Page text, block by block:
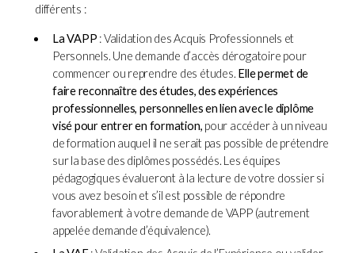
différents :
La VAPP : Validation des Acquis Professionnels et
Personnels. Une demande d’accès dérogatoire pour
commencer ou reprendre des études. Elle permet de
faire reconnaître des études, des expériences
professionnelles, personnelles en lien avec le diplôme
visé pour entrer en formation, pour accéder à un niveau
de formation auquel il ne serait pas possible de prétendre
sur la base des diplômes possédés. Les équipes
pédagogiques évalueront à la lecture de votre dossier si
vous avez besoin et s’il est possible de répondre
favorablement à votre demande de VAPP (autrement
appelée demande d’équivalence).